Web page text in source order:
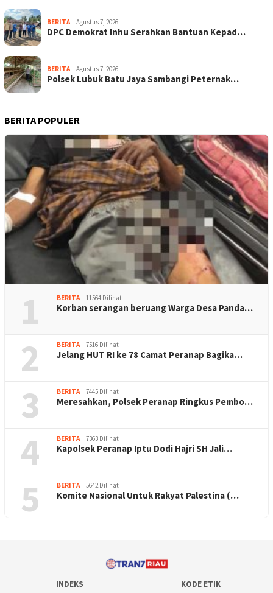
BERITA Agustus 7, 2026
DPC Demokrat Inhu Serahkan Bantuan Kepad…
BERITA Agustus 7, 2026
Polsek Lubuk Batu Jaya Sambangi Peternak…
BERITA POPULER
1 BERITA 11564 Dilihat
Korban serangan beruang Warga Desa Panda…
2 BERITA 7516 Dilihat
Jelang HUT RI ke 78 Camat Peranap Bagika…
3 BERITA 7445 Dilihat
Meresahkan, Polsek Peranap Ringkus Pembo…
4 BERITA 7363 Dilihat
Kapolsek Peranap Iptu Dodi Hajri SH Jali…
5 BERITA 5642 Dilihat
Komite Nasional Untuk Rakyat Palestina (…
INDEKS KODE ETIK